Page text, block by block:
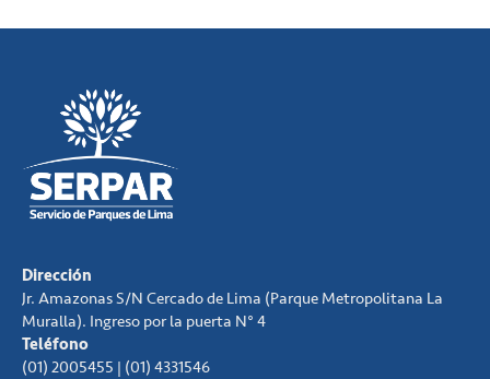
Dirección
Jr. Amazonas S/N Cercado de Lima (Parque Metropolitana La
Muralla). Ingreso por la puerta N° 4
Teléfono
(01) 2005455 | (01) 4331546